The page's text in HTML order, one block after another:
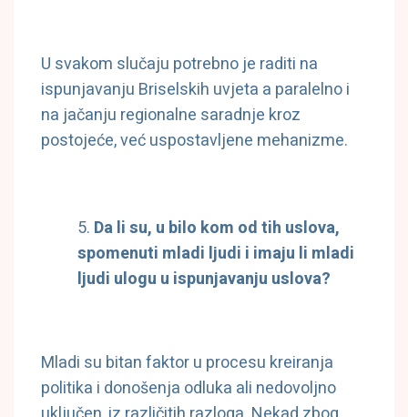
U svakom slučaju potrebno je raditi na
ispunjavanju Briselskih uvjeta a paralelno i
na jačanju regionalne saradnje kroz
postojeće, već uspostavljene mehanizme.
Da li su, u bilo kom od tih uslova,
spomenuti mladi ljudi i imaju li mladi
ljudi ulogu u ispunjavanju uslova?
Mladi su bitan faktor u procesu kreiranja
politika i donošenja odluka ali nedovoljno